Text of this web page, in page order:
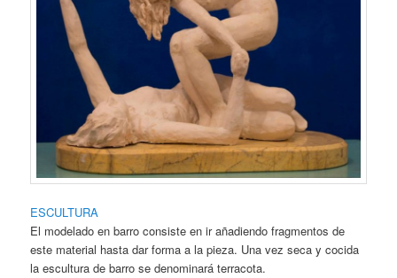
ESCULTURA
El modelado en barro consiste en ir añadiendo fragmentos de
este material hasta dar forma a la pieza. Una vez seca y cocida
la escultura de barro se denominará terracota.